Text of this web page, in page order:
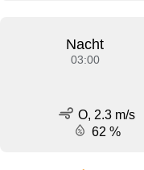
Nacht
03:00
O, 2.3 m/s
62 %